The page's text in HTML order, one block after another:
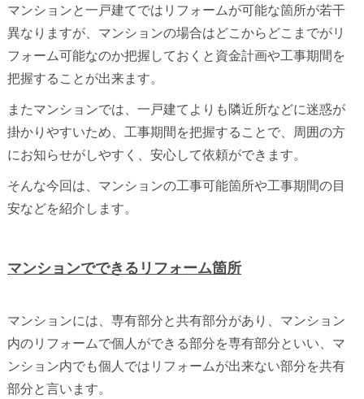
マンションと一戸建てではリフォームが可能な箇所が若干
異なりますが、マンションの場合はどこからどこまでがリ
フォーム可能なのか把握しておくと資金計画や工事期間を
把握することが出来ます。
またマンションでは、一戸建てよりも隣近所などに迷惑が
掛かりやすいため、工事期間を把握することで、周囲の方
にお知らせがしやすく、安心して依頼ができます。
そんな今回は、マンションの工事可能箇所や工事期間の目
安などを紹介します。
マンションでできるリフォーム箇所
マンションには、専有部分と共有部分があり、マンション
内のリフォームで個人ができる部分を専有部分といい、マ
ンション内でも個人ではリフォームが出来ない部分を共有
部分と言います。